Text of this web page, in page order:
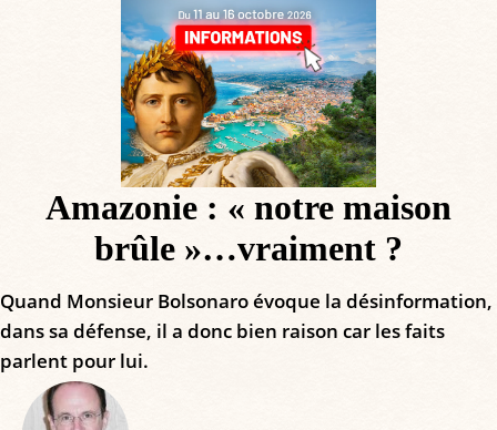
Amazonie : « notre maison
brûle »…vraiment ?
Quand Monsieur Bolsonaro évoque la désinformation,
dans sa défense, il a donc bien raison car les faits
parlent pour lui.